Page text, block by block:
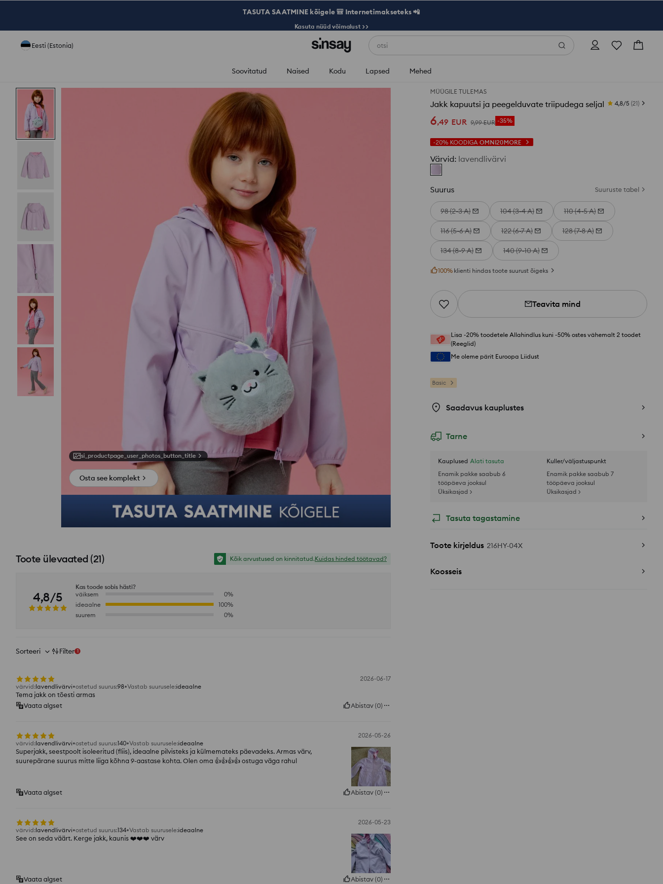
TASUTA SAATMINE kõigele 🎒 Internetimakseteks 📲
Kasuta nüüd võimalust >>
Eesti (Estonia) otsi
Soovitatud Naised Kodu Lapsed Mehed
MÜÜGILE TULEMAS
Jakk kapuutsi ja peegelduvate triipudega seljal 4,8/5 (21)
6,49 EUR 9,99 EUR -35%
-20% KOODIGA OMNI20MORE
Värvid: lavendlivärvi
Suurus Suuruste tabel
98 (2-3 A) 104 (3-4 A) 110 (4-5 A)
116 (5-6 A) 122 (6-7 A) 128 (7-8 A)
134 (8-9 A) 140 (9-10 A)
100% klienti hindas toote suurust õigeks
Teavita mind
Lisa -20% toodetele Allahindlus kuni -50% ostes vähemalt 2 toodet
(Reeglid)
Me oleme pärit Euroopa Liidust
Basic
Saadavus kauplustes
Tarne
Kauplused Alati tasuta
Enamik pakke saabub 6
tööpäeva jooksul
Üksikasjad >
Kuller/väljastuspunkt
Enamik pakke saabub 7
tööpäeva jooksul
Üksikasjad >
Tasuta tagastamine
Toote kirjeldus 216HY-04X
Koosseis
si_productpage_user_photos_button_title
Osta see komplekt
Toote ülevaated (21) Kõik arvustused on kinnitatud.Kuidas hinded töötavad?
4,8/5
Kas toode sobis hästi?
väiksem
0%
ideaalne
100%
suurem
0%
Sorteeri Filter 1
2026-06-17
värvid:lavendlivärvi ostetud suurus:98 Vastab suurusele:ideaalne
Tema jakk on tõesti armas
Vaata algset
Abistav(0)
2026-05-26
värvid:lavendlivärvi ostetud suurus:140 Vastab suurusele:ideaalne
Superjakk, seestpoolt isoleeritud (fliis), ideaalne pilvisteks ja külmemateks päevadeks. Armas värv,
suurepärane suurus mitte liiga kõhna 9-aastase kohta. Olen oma 👍️👍️👍️👍️ ostuga väga rahul
Vaata algset Abistav(0)
2026-05-23
värvid:lavendlivärvi ostetud suurus:134 Vastab suurusele:ideaalne
See on seda väärt. Kerge jakk, kaunis ❤️❤️❤️ värv
Vaata algset Abistav(0)